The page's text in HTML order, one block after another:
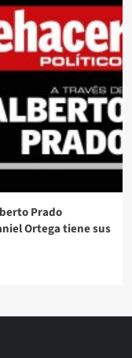
Prado
Ortega tiene sus